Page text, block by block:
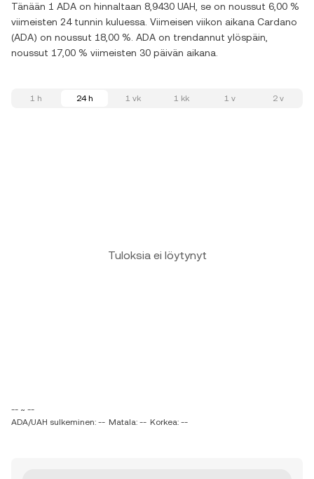
Tänään 1 ADA on hinnaltaan 8,9430 UAH, se on noussut 6,00 %
viimeisten 24 tunnin kuluessa. Viimeisen viikon aikana Cardano
(ADA) on noussut 18,00 %. ADA on trendannut ylöspäin,
noussut 17,00 % viimeisten 30 päivän aikana.
1 h 24 h 1 vk 1 kk 1 v 2 v
Tuloksia ei löytynyt
-- ~ --
ADA/UAH sulkeminen: -- Matala: -- Korkea: --